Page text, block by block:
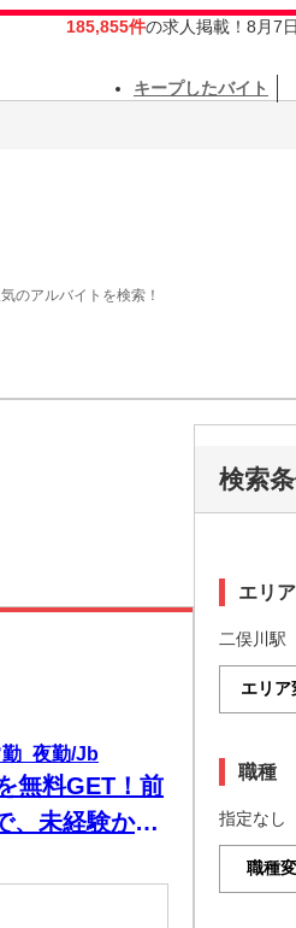
185,855件の求人掲載！8月7
キープしたバイト
のアルバイトを検索！
_夜勤/Jb
無料GET！前
、未経験から
検索
エリ
二俣川駅
エリア
職種
指定なし
職種